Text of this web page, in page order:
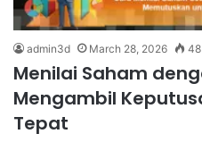
admin3d March 28, 2026 48
Menilai Saham
Mengambil
Tepat